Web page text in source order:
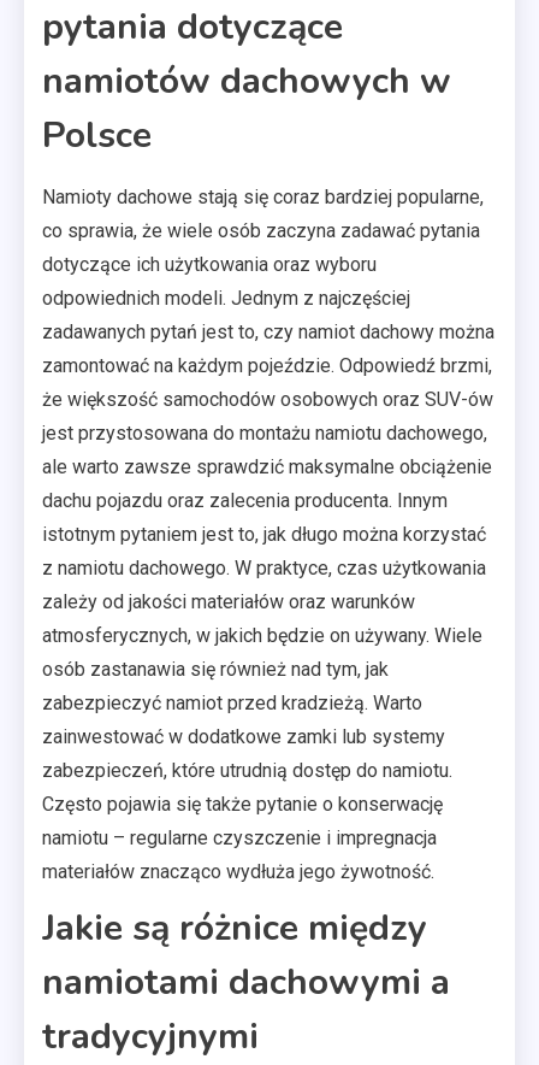
pytania dotyczące
namiotów dachowych w
Polsce
Namioty dachowe stają się coraz bardziej popularne,
co sprawia, że wiele osób zaczyna zadawać pytania
dotyczące ich użytkowania oraz wyboru
odpowiednich modeli. Jednym z najczęściej
zadawanych pytań jest to, czy namiot dachowy można
zamontować na każdym pojeździe. Odpowiedź brzmi,
że większość samochodów osobowych oraz SUV-ów
jest przystosowana do montażu namiotu dachowego,
ale warto zawsze sprawdzić maksymalne obciążenie
dachu pojazdu oraz zalecenia producenta. Innym
istotnym pytaniem jest to, jak długo można korzystać
z namiotu dachowego. W praktyce, czas użytkowania
zależy od jakości materiałów oraz warunków
atmosferycznych, w jakich będzie on używany. Wiele
osób zastanawia się również nad tym, jak
zabezpieczyć namiot przed kradzieżą. Warto
zainwestować w dodatkowe zamki lub systemy
zabezpieczeń, które utrudnią dostęp do namiotu.
Często pojawia się także pytanie o konserwację
namiotu – regularne czyszczenie i impregnacja
materiałów znacząco wydłuża jego żywotność.
Jakie są różnice między
namiotami dachowymi a
tradycyjnymi